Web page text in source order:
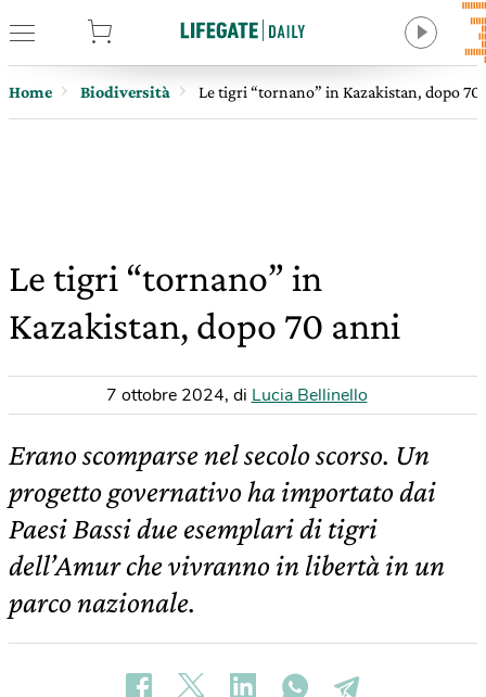
Home Biodiversità Le tigri “tornano” in Kazakistan, dopo 70
Le tigri “tornano” in
Kazakistan, dopo 70 anni
7 ottobre 2024, di Lucia Bellinello
Erano scomparse nel secolo scorso. Un
progetto governativo ha importato dai
Paesi Bassi due esemplari di tigri
dell’Amur che vivranno in libertà in un
parco nazionale.